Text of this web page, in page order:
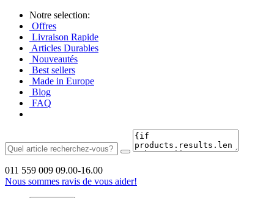
Notre selection:
Offres
Livraison Rapide
Articles Durables
Nouveautés
Best sellers
Made in Europe
Blog
FAQ
011 559 009 09.00-16.00
Nous sommes ravis de vous aider!